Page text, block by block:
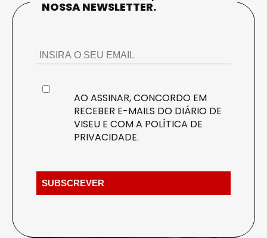
NOSSA NEWSLETTER.
AO ASSINAR, CONCORDO EM
RECEBER E-MAILS DO DIÁRIO DE
VISEU E COM A POLÍTICA DE
PRIVACIDADE.